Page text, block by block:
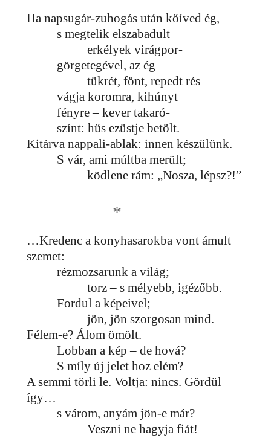
Ha napsugár-zuhogás után kőíved ég,
s megtelik elszabadult
erkélyek virágpor-
görgetegével, az ég
tükrét, fönt, repedt rés
vágja koromra, kihúnyt
fényre – kever takaró-
színt: hűs ezüstje betölt.
Kitárva nappali-ablak: innen készülünk.
S vár, ami múltba merült;
ködlene rám: „Nosza, lépsz?!”
*
…Kredenc a konyhasarokba vont ámult
szemet:
rézmozsarunk a világ;
torz – s mélyebb, igézőbb.
Fordul a képeivel;
jön, jön szorgosan mind.
Félem-e? Álom ömölt.
Lobban a kép – de hová?
S míly új jelet hoz elém?
A semmi törli le. Voltja: nincs. Gördül
így…
s várom, anyám jön-e már?
Veszni ne hagyja fiát!